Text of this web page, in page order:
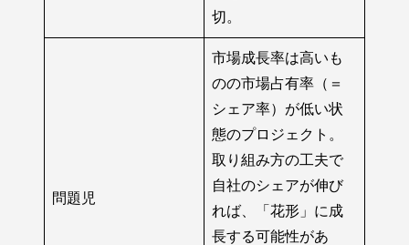
切。
問題児
市場成長率は高いも
のの市場占有率（＝
シェア率）が低い状
態のプロジェクト。
取り組み方の工夫で
自社のシェアが伸び
れば、「花形」に成
長する可能性があ